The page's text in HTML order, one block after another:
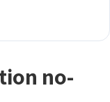
no-